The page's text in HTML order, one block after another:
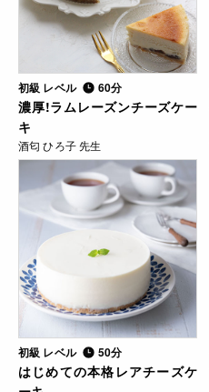
初級 レベル 60分
濃厚!ラムレーズンチーズケー
キ
酒匂 ひろ子 先生
初級 レベル 50分
はじめての本格レアチーズケ